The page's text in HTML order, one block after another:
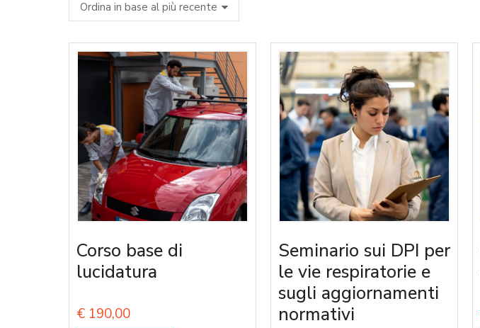
Corso base di
lucidatura
€ 190,00
Seminario sui DPI per
le vie respiratorie e
sugli aggiornamenti
normativi